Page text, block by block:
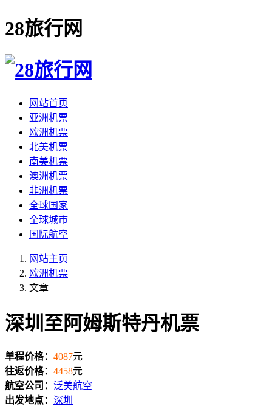
28旅行网
网站首页
亚洲机票
欧洲机票
北美机票
南美机票
澳洲机票
非洲机票
全球国家
全球城市
国际航空
网站主页
欧洲机票
文章
深圳至阿姆斯特丹机票
单程价格： 4087元
往返价格： 4458元
航空公司： 泛美航空
出发地点： 深圳